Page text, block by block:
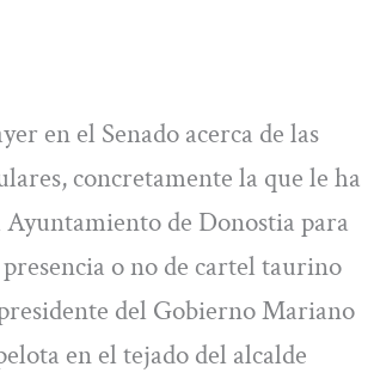
en el Senado acerca de las
concretamente la que le ha
Ayuntamiento de Donostia para
o no de cartel taurino
del Gobierno Mariano
en el tejado del alcalde